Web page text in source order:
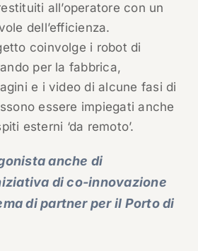
all’operatore con un
dell’efficienza.
coinvolge i robot di
per la fabbrica,
e i video di alcune fasi di
essere impiegati anche
esterni ‘da remoto’.
anche di
di co-innovazione
di partner per il Porto di